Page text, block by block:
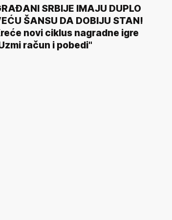
SRBIJE IMAJU DUPLO
ŠANSU DA DOBIJU STAN!
novi ciklus nagradne igre
račun i pobedi"